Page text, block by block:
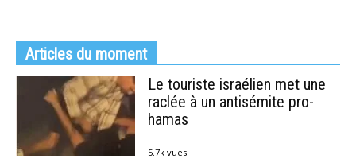
Articles du moment
Le touriste israélien met une
raclée à un antisémite pro-
hamas
5.7k vues